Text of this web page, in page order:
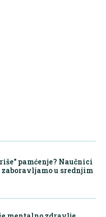
pamćenje? Naučnici
u srednjim